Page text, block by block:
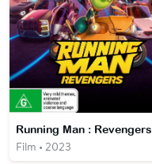
Running Man : Revengers
Film • 2023